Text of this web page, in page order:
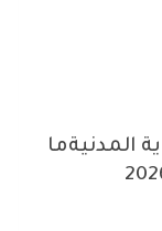
المدنيةما
إلى 01 أوت 2026